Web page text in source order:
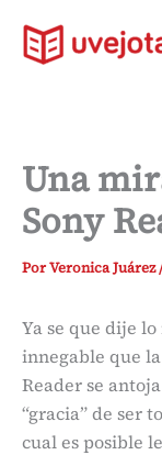
contenido
Una
Sony
PorVeronica Juárez
Ya se que dije
innegable que
Reader se
“gracia” de ser
cual es posible